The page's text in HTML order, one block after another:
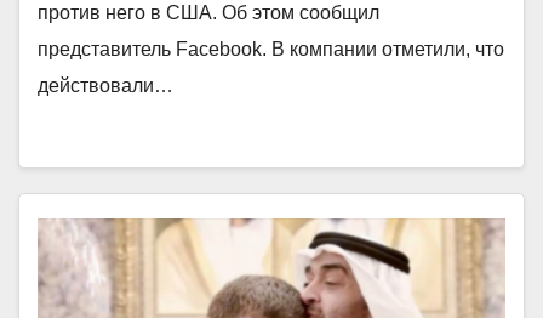
против него в США. Об этом сообщил
представитель Facebook. В компании отметили, что
действовали…